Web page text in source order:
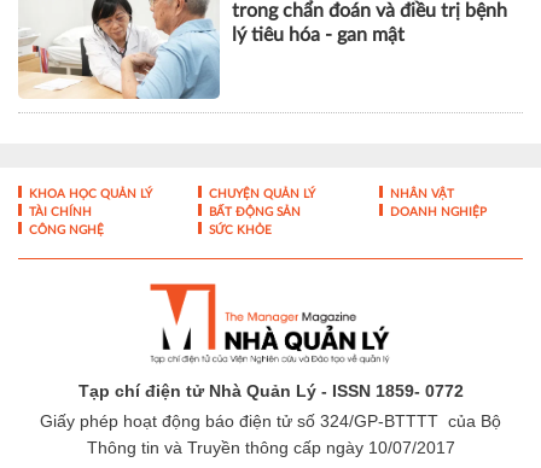
trong chẩn đoán và điều trị bệnh
lý tiêu hóa - gan mật
KHOA HỌC QUẢN LÝ CHUYỆN QUẢN LÝ
NHÂN VẬT
TÀI CHÍNH
BẤT ĐỘNG SẢN
DOANH NGHIỆP
CÔNG NGHỆ
SỨC KHỎE
Tạp chí điện tử Nhà Quản Lý - ISSN 1859- 0772
Giấy phép hoạt động báo điện tử số 324/GP-BTTTT của Bộ
Thông tin và Truyền thông cấp ngày 10/07/2017